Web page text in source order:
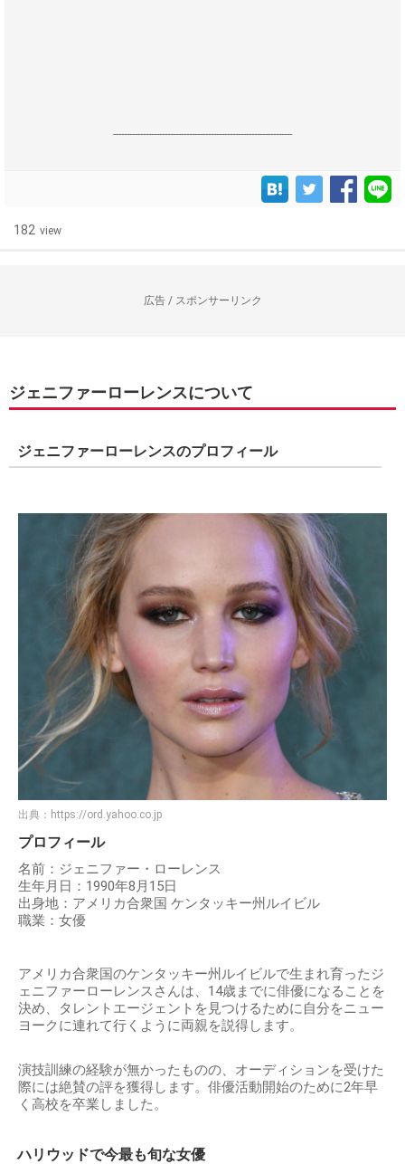
------------------------------------------------------------------
182 view
広告 / スポンサーリンク
ジェニファーローレンスについて
ジェニファーローレンスのプロフィール
出典： https://ord.yahoo.co.jp
プロフィール
名前：ジェニファー・ローレンス
生年月日：1990年8月15日
出身地：アメリカ合衆国 ケンタッキー州ルイビル
職業：女優
アメリカ合衆国のケンタッキー州ルイビルで生まれ育ったジ
ェニファーローレンスさんは、14歳までに俳優になることを
決め、タレントエージェントを見つけるために自分をニュー
ヨークに連れて行くように両親を説得します。
演技訓練の経験が無かったものの、オーディションを受けた
際には絶賛の評を獲得します。俳優活動開始のために2年早
く高校を卒業しました。
ハリウッドで今最も旬な女優